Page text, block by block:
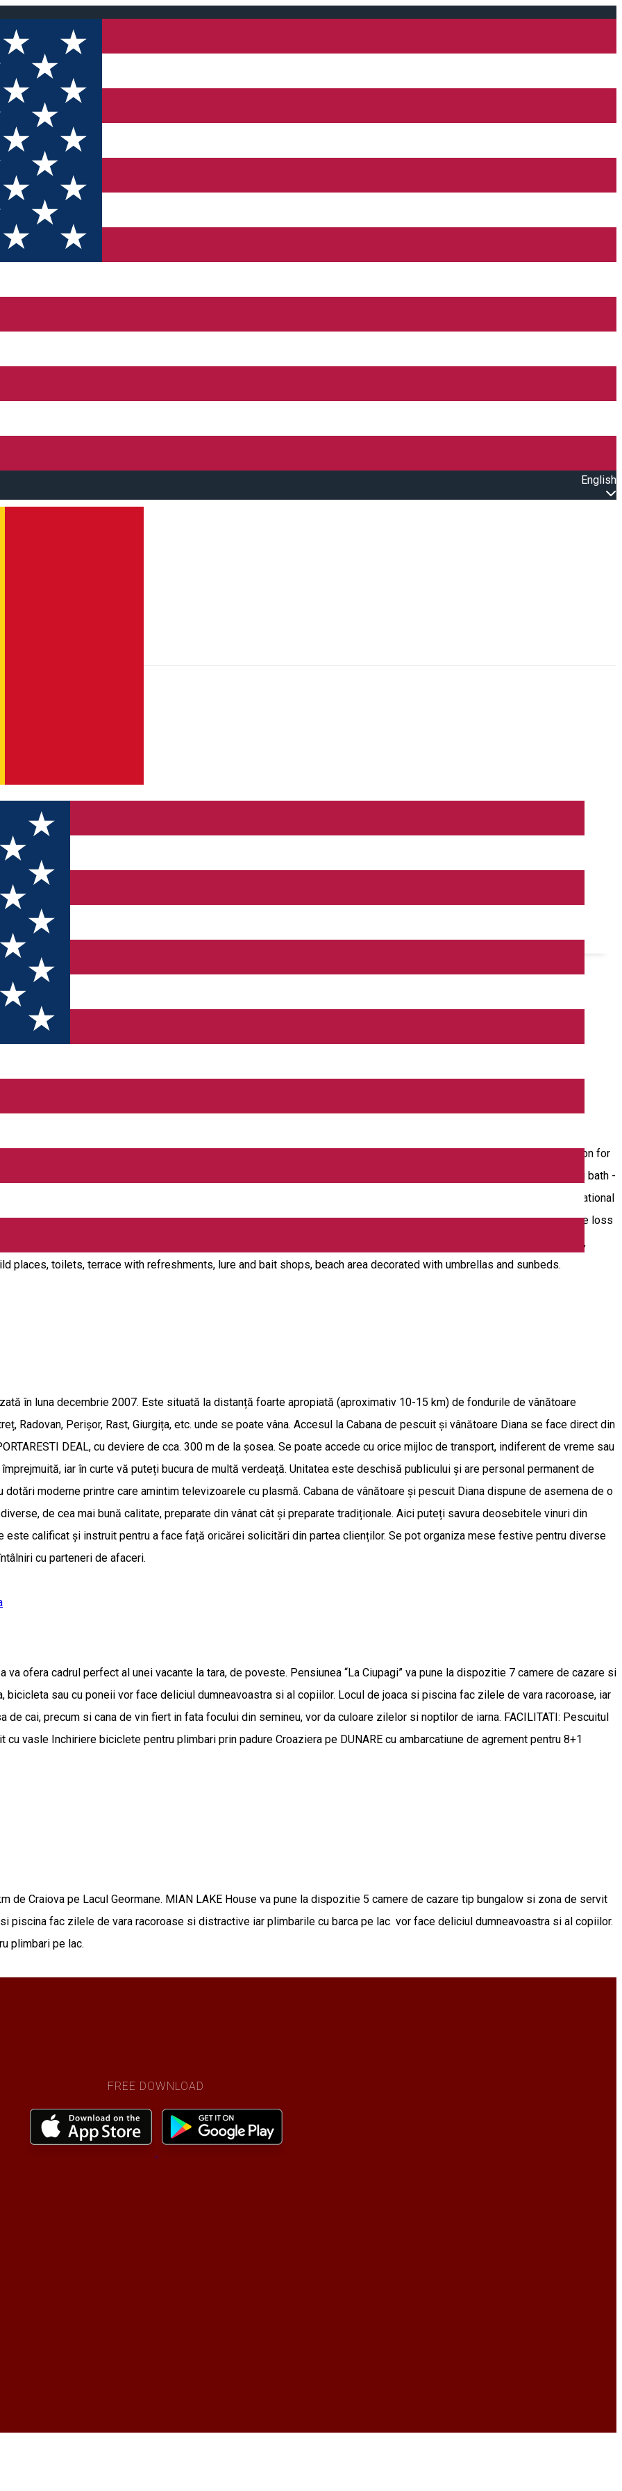
English
between 1 and 4 kg can be retained at the price of 20 lei/kg, but the ones under or over this weight will be released
- 150 ron for 24 hours. Facilities: cable tv, plasma, air conditioning, bathroom, shower cabin. 2. Two-bed house - 150 ron for
cabin. 3. Apartment 1 double bedroom, 1 room with two separate beds, 1 matrimonial room, 1 living room, jacuzzi bath -
Each fisherman has the right to come with an adult attendant, the rest of the adult attendants must pay the recreational
without fish retention within one year, the 11th is free. Tickets cannot be given from person to person. Together with the loss
the discount ticket one must have an identity document to prove the possession of the badge. Facilities: chalets,
places, toilets, terrace with refreshments, lure and bait shops, beach area decorated with umbrellas and sunbeds.
în luna decembrie 2007. Este situată la distanță foarte apropiată (aproximativ 10-15 km) de fondurile de vânătoare
Radovan, Perișor, Rast, Giurgița, etc. unde se poate vâna. Accesul la Cabana de pescuit și vânătoare Diana se face direct din
DEAL, cu deviere de cca. 300 m de la șosea. Se poate accede cu orice mijloc de transport, indiferent de vreme sau
iar în curte vă puteți bucura de multă verdeață. Unitatea este deschisă publicului și are personal permanent de
moderne printre care amintim televizoarele cu plasmă. Cabana de vânătoare și pescuit Diana dispune de asemena de o
de cea mai bună calitate, preparate din vânat cât și preparate tradiționale. Aici puteți savura deosebitele vinuri din
este calificat și instruit pentru a face față oricărei solicitări din partea clienților. Se pot organiza mese festive pentru diverse
cu parteneri de afaceri.
va ofera cadrul perfect al unei vacante la tara, de poveste. Pensiunea “La Ciupagi” va pune la dispozitie 7 camere de cazare si
bicicleta sau cu poneii vor face deliciul dumneavoastra si al copiilor. Locul de joaca si piscina fac zilele de vara racoroase, iar
cai, precum si cana de vin fiert in fata focului din semineu, vor da culoare zilelor si noptilor de iarna. FACILITATI: Pescuitul
vasle Inchiriere biciclete pentru plimbari prin padure Croaziera pe DUNARE cu ambarcatiune de agrement pentru 8+1
de Craiova pe Lacul Geormane. MIAN LAKE House va pune la dispozitie 5 camere de cazare tip bungalow si zona de servit
piscina fac zilele de vara racoroase si distractive iar plimbarile cu barca pe lac vor face deliciul dumneavoastra si al copiilor.
plimbari pe lac.
FREE DOWNLOAD